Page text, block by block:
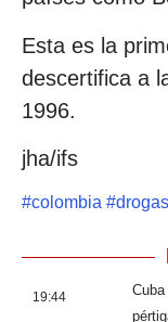
Esta es la
descertifica a
1996.
jha/ifs
#colombia #drogas
19:44